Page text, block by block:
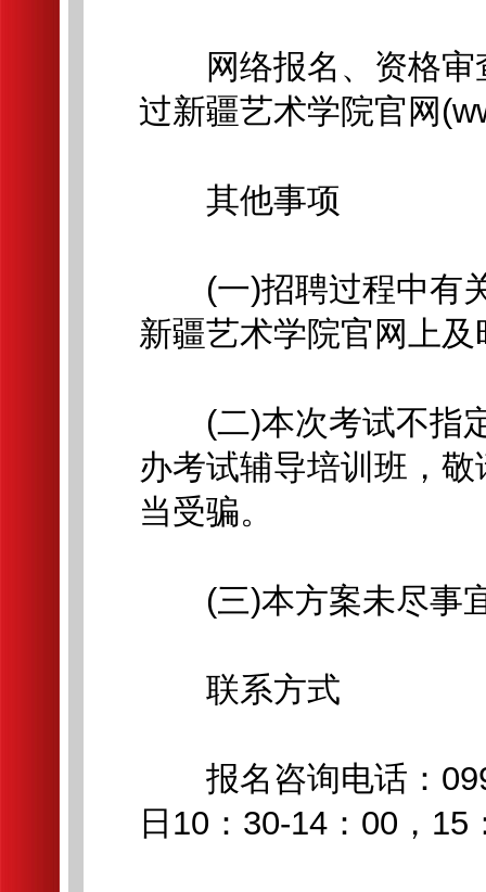
网络报名、资格审
过新疆艺术学院官网
其他事项
(一)招聘过程中有关
新疆艺术学院官网上
(二)本次考试不指定
办考试辅导培训班，
当受骗。
(三)本方案未尽事宜
联系方式
报名咨询电话：
日10：30-14：00，15